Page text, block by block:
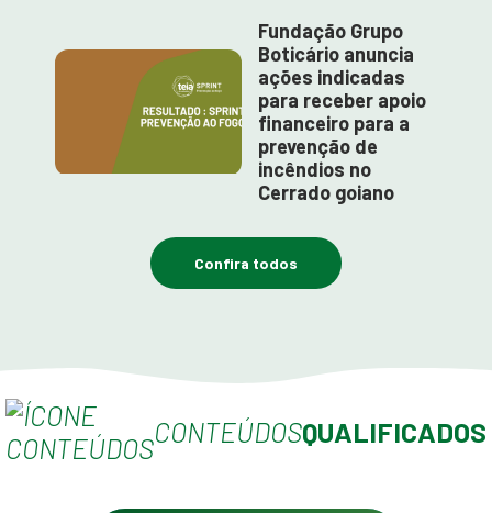
Fundação Grupo
Boticário anuncia
ações indicadas
para receber apoio
financeiro para a
prevenção de
incêndios no
Cerrado goiano
Confira todos
CONTEÚDOSQUALIFICADOS